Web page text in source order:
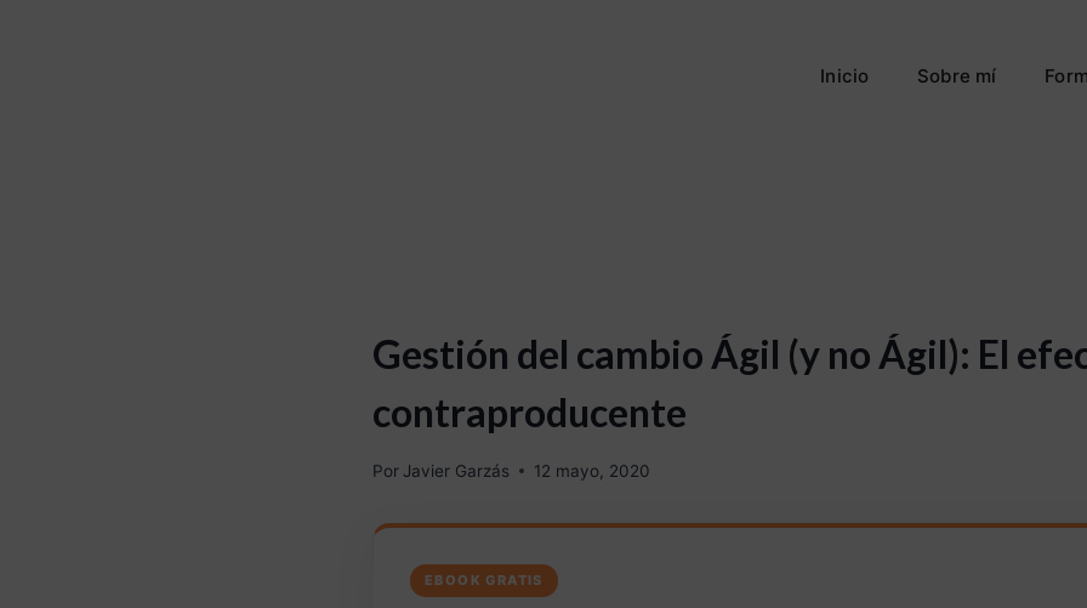
Inicio Sobre mí
Gestión del cambio Ágil (y no Ágil): El
contraproducente
Por Javier Garzás 12 mayo, 2020
EBOOK GRATIS